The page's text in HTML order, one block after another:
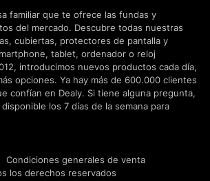
familiar que te ofrece las fundas y
del mercado. Descubre todas nuestras
cubiertas, protectores de pantalla y
tablet, ordenador o reloj
introducimos nuevos productos cada día,
opciones. Ya hay más de 600.000 clientes
confían en Dealy. Si tiene alguna pregunta,
los 7 días de la semana para
los derechos reservados
Condiciones generales de venta